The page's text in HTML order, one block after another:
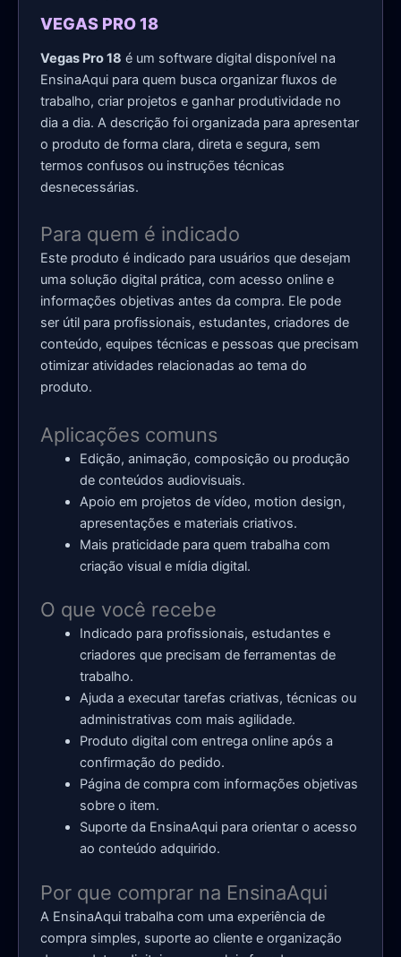
VEGAS PRO 18
Vegas Pro 18 é um software digital disponível na
EnsinaAqui para quem busca organizar fluxos de
trabalho, criar projetos e ganhar produtividade no
dia a dia. A descrição foi organizada para apresentar
o produto de forma clara, direta e segura, sem
termos confusos ou instruções técnicas
desnecessárias.
Para quem é indicado
Este produto é indicado para usuários que desejam
uma solução digital prática, com acesso online e
informações objetivas antes da compra. Ele pode
ser útil para profissionais, estudantes, criadores de
conteúdo, equipes técnicas e pessoas que precisam
otimizar atividades relacionadas ao tema do
produto.
Aplicações comuns
Edição, animação, composição ou produção
de conteúdos audiovisuais.
Apoio em projetos de vídeo, motion design,
apresentações e materiais criativos.
Mais praticidade para quem trabalha com
criação visual e mídia digital.
O que você recebe
Indicado para profissionais, estudantes e
criadores que precisam de ferramentas de
trabalho.
Ajuda a executar tarefas criativas, técnicas ou
administrativas com mais agilidade.
Produto digital com entrega online após a
confirmação do pedido.
Página de compra com informações objetivas
sobre o item.
Suporte da EnsinaAqui para orientar o acesso
ao conteúdo adquirido.
Por que comprar na EnsinaAqui
A EnsinaAqui trabalha com uma experiência de
compra simples, suporte ao cliente e organização